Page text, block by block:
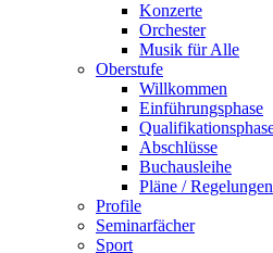
Konzerte
Orchester
Musik für Alle
Oberstufe
Willkommen
Einführungsphase
Abschlüsse
Buchausleihe
Pläne / Regelungen
Profile
Seminarfächer
Sport